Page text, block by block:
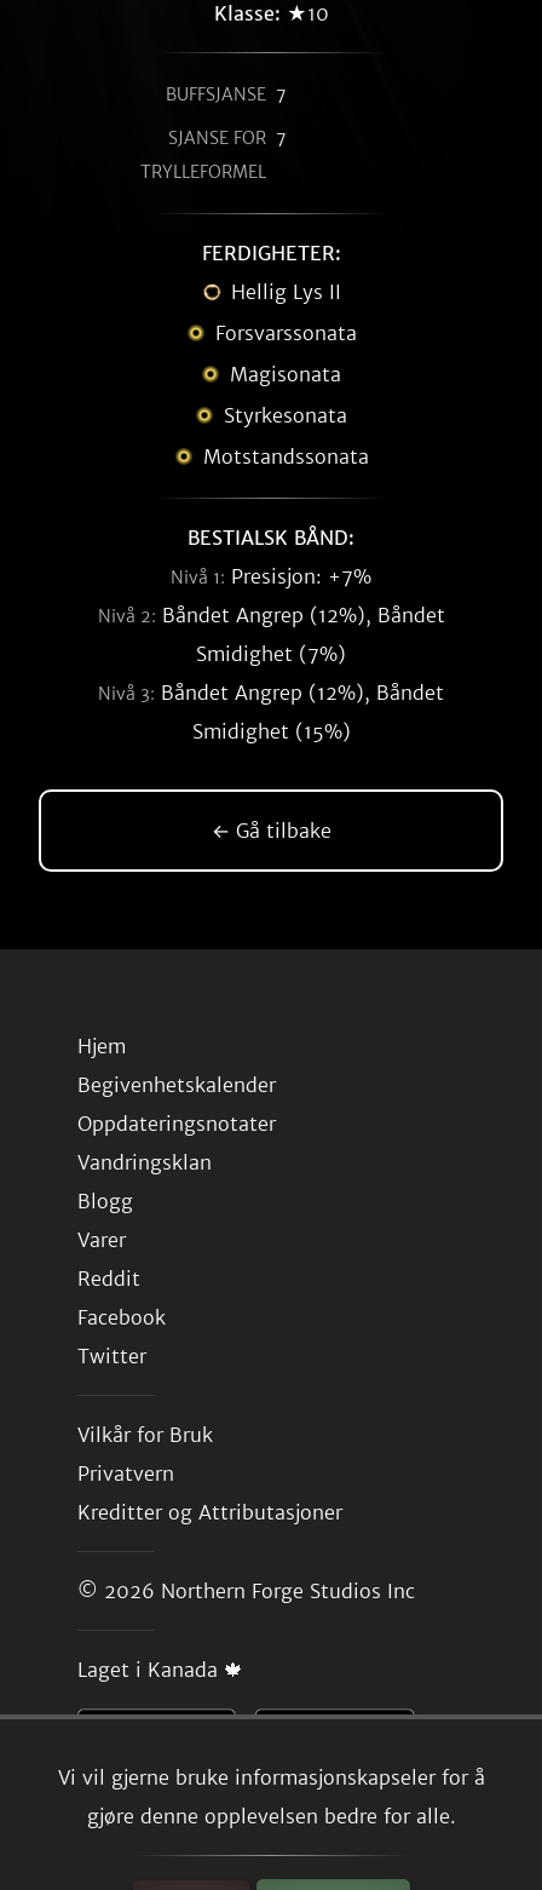
Vi vil gjerne bruke informasjonskapseler for å
gjøre denne opplevelsen bedre for alle.
Klasse: ★10
BUFFSJANSE 7
SJANSE FOR
TRYLLEFORMEL
7
FERDIGHETER:
Hellig Lys II
Forsvarssonata
Magisonata
Styrkesonata
Motstandssonata
BESTIALSK BÅND:
Nivå 1: Presisjon: +7%
Nivå 2: Båndet Angrep (12%), Båndet
Smidighet (7%)
Nivå 3: Båndet Angrep (12%), Båndet
Smidighet (15%)
← Gå tilbake
Hjem
Begivenhetskalender
Oppdateringsnotater
Vandringsklan
Blogg
Varer
Reddit
Facebook
Twitter
Vilkår for Bruk
Privatvern
Kreditter og Attributasjoner
© 2026 Northern Forge Studios Inc
Laget i Kanada 🍁